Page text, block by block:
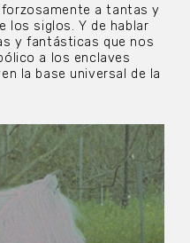
a tantas y
los siglos. Y de hablar
y fantásticas que nos
a los enclaves
la base universal de la